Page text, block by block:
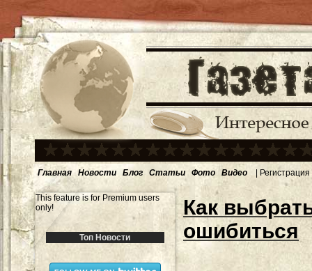
Главная Новости Блог Статьи Фото Видео | Регистрация
This feature is for Premium users
only!
Топ Новости
Как
ошибиться